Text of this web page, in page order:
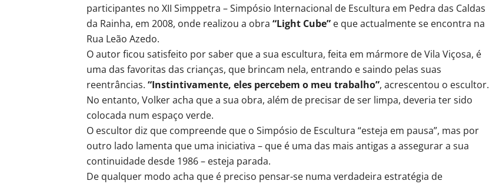
participantes no XII Simppetra – Simpósio Internacional de Escultura em Pedra das Caldas
da Rainha, em 2008, onde realizou a obra “Light Cube” e que actualmente se encontra na
Rua Leão Azedo.
O autor ficou satisfeito por saber que a sua escultura, feita em mármore de Vila Viçosa, é
uma das favoritas das crianças, que brincam nela, entrando e saindo pelas suas
reentrâncias. “Instintivamente, eles percebem o meu trabalho”, acrescentou o escultor.
No entanto, Volker acha que a sua obra, além de precisar de ser limpa, deveria ter sido
colocada num espaço verde.
O escultor diz que compreende que o Simpósio de Escultura “esteja em pausa”, mas por
outro lado lamenta que uma iniciativa – que é uma das mais antigas a assegurar a sua
continuidade desde 1986 – esteja parada.
De qualquer modo acha que é preciso pensar-se numa verdadeira estratégia de